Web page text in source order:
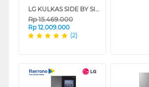
LG KULKAS SIDE BY SIDE REFRIGERATOR GCB257SQYL
Rp15.469.000
Rp 12.009.000
(2)